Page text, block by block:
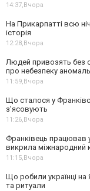
14:37, Вчора
На Прикарпатті всю
історія
12:28, Вчора
Людей привозять без
про небезпеку
11:59, Вчора
Що сталося у
з’ясовують
11:26, Вчора
Франківець працював
викрила міжнародний
11:15, Вчора
Що робили українці на
та ритуали